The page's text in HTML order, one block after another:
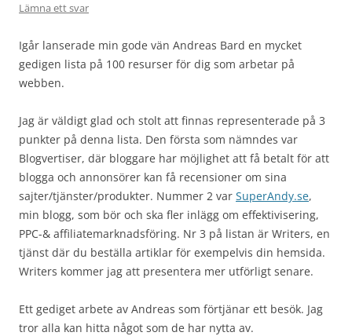
Lämna ett svar
Igår lanserade min gode vän Andreas Bard en mycket
gedigen lista på 100 resurser för dig som arbetar på
webben.
Jag är väldigt glad och stolt att finnas representerade på 3
punkter på denna lista. Den första som nämndes var
Blogvertiser, där bloggare har möjlighet att få betalt för att
blogga och annonsörer kan få recensioner om sina
sajter/tjänster/produkter. Nummer 2 var SuperAndy.se,
min blogg, som bör och ska fler inlägg om effektivisering,
PPC-& affiliatemarknadsföring. Nr 3 på listan är Writers, en
tjänst där du beställa artiklar för exempelvis din hemsida.
Writers kommer jag att presentera mer utförligt senare.
Ett gediget arbete av Andreas som förtjänar ett besök. Jag
tror alla kan hitta något som de har nytta av.